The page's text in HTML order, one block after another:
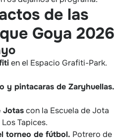
de las
Goya 2026
en el Espacio Grafiti-Park.
y pintacaras de Zaryhuellas.
Jotascon la Escuela de Jota
Tapices.
torneo de fútbol. Potrero de